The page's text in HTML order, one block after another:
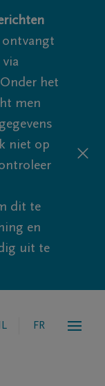
ontvangt
het
men
niet op
dit te
en
uit te
FR